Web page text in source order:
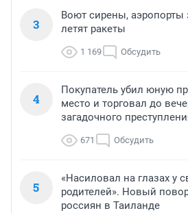
3
Воют сирены, аэропорты
летят ракеты
1 169 Обсудить
4
Покупатель убил юную
место и торговал до
загадочного
671 Обсудить
5
«Насиловал на глазах у
родителей». Новый
россиян в Таиланде